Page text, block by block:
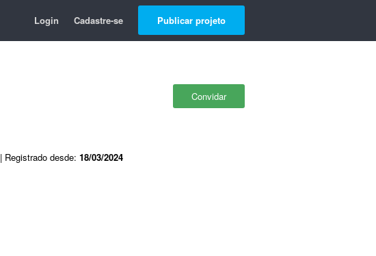
Login Cadastre-se Publicar projeto
Convidar
| Registrado desde: 18/03/2024